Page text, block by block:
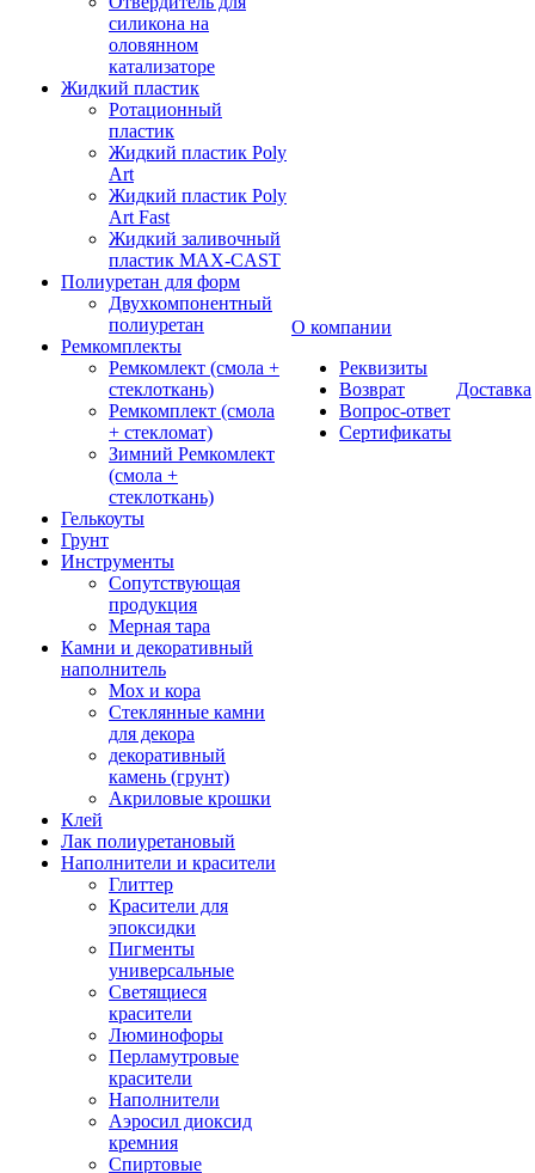
силикона на
оловянном
катализаторе
Жидкий пластик
Ротационный
пластик
Жидкий пластик Poly
Art
Жидкий пластик Poly
Art Fast
Жидкий заливочный
пластик MAX-CAST
Полиуретан для форм
Двухкомпонентный
полиуретан
Ремкомплекты
Ремкомлект (смола +
стеклоткань)
Ремкомплект (смола
+ стекломат)
Зимний Ремкомлект
(смола +
стеклоткань)
Гелькоуты
Грунт
Инструменты
Сопутствующая
продукция
Мерная тара
Камни и декоративный
наполнитель
Мох и кора
Стеклянные камни
для декора
декоративный
камень (грунт)
Акриловые крошки
Клей
Лак полиуретановый
Наполнители и красители
Глиттер
Красители для
эпоксидки
Пигменты
универсальные
Светящиеся
красители
Люминофоры
Перламутровые
красители
Наполнители
Аэросил диоксид
кремния
Спиртовые
О компании
Реквизиты
Возврат
Вопрос-ответ
Сертификаты
Доставка